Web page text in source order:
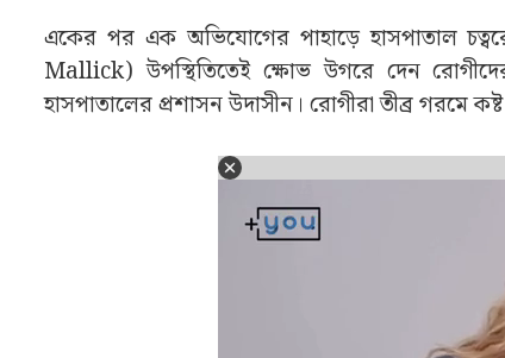
একের পর এক অভিযোগের পাহাড়ে হাসপাতাল
Mallick) উপস্থিতিতেই ক্ষোভ উগরে দেন
হাসপাতালের প্রশাসন উদাসীন। রোগীরা তীব্র গরমে